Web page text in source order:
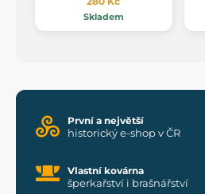
Skladem
První a největší
historický e-shop v ČR
Vlastní kovárna
šperkařství i brašnářství